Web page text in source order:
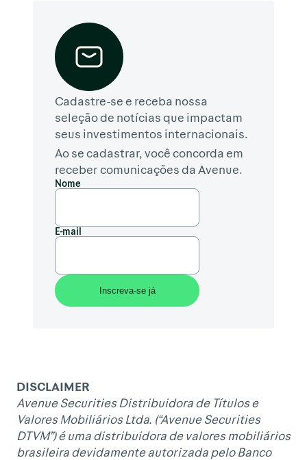
Cadastre-se e receba nossa
seleção de notícias que impactam
seus investimentos internacionais.
Ao se cadastrar, você concorda em
receber comunicações da Avenue.
Nome
E-mail
DISCLAIMER
Avenue Securities Distribuidora de Títulos e
Valores Mobiliários Ltda. (“Avenue Securities
DTVM”) é uma distribuidora de valores mobiliários
brasileira devidamente autorizada pelo Banco